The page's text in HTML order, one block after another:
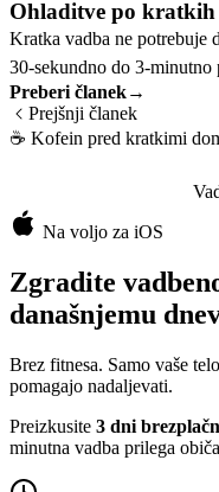
Ohladitve po
Kratka vadba ne potrebuje
30-sekundno do 3-
minutnih sejah.
Preberi članek→
Prejšnji članek
☕ Kofein pred kratkimi
Na voljo za iOS
Zgradite
današnjemu
Brez fitnesa. Samo vaše
pomagajo nadaljevati.
Preizkusite 3 dni
minutna vadba prilega